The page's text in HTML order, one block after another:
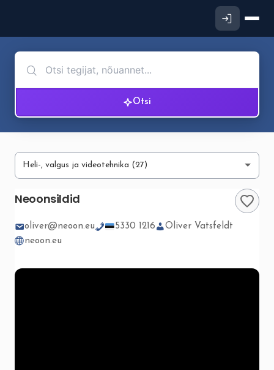
Otsi
Neoonsildid
oliver@neoon.eu 5330 1216
Oliver Vatsfeldt
neoon.eu